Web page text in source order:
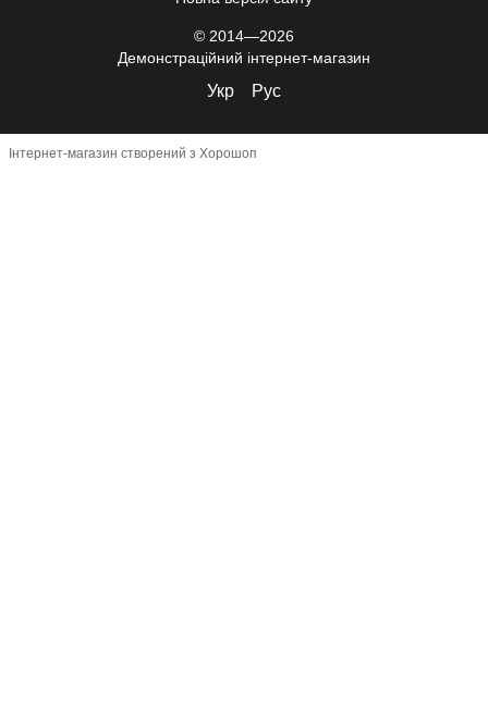
© 2014—2026
Демонстраційний інтернет-магазин
Укр Рус
Інтернет-магазин створений з Хорошоп